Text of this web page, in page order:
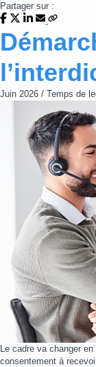
Partager sur :
Juin 2026 / Temps de
Le cadre va changer
consentement à